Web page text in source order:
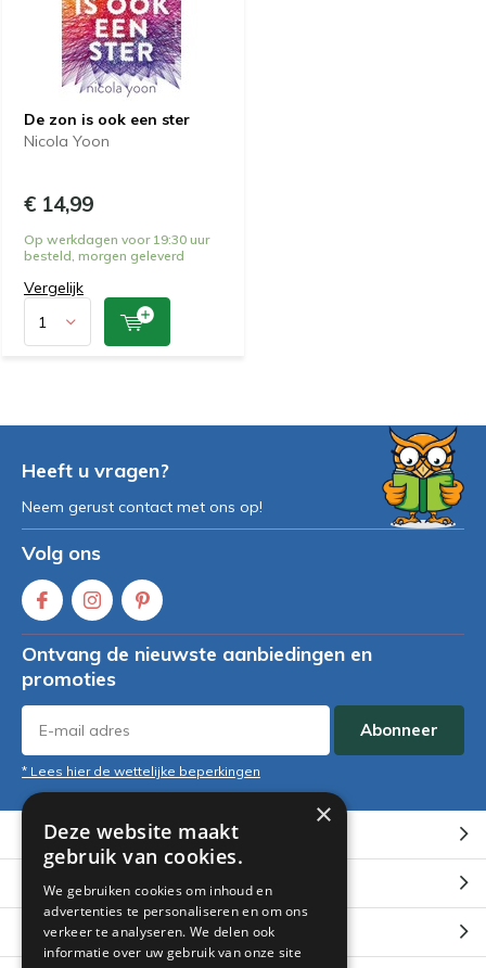
De zon is ook een ster
Nicola Yoon
€ 14,99
Op werkdagen voor 19:30 uur
besteld, morgen geleverd
Vergelijk
Heeft u vragen?
Neem gerust contact met ons op!
Volg ons
Ontvang de nieuwste aanbiedingen en
promoties
Abonneer
* Lees hier de wettelijke beperkingen
Klantenservice
Mijn account
Categorieën
×
Deze website maakt
gebruik van cookies.
We gebruiken cookies om inhoud en
advertenties te personaliseren en om ons
verkeer te analyseren. We delen ook
informatie over uw gebruik van onze site